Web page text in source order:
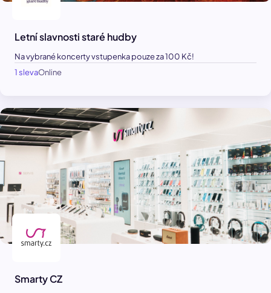
Letní slavnosti staré hudby
Na vybrané koncerty vstupenka pouze za 100 Kč!
1 slevaOnline
Smarty CZ